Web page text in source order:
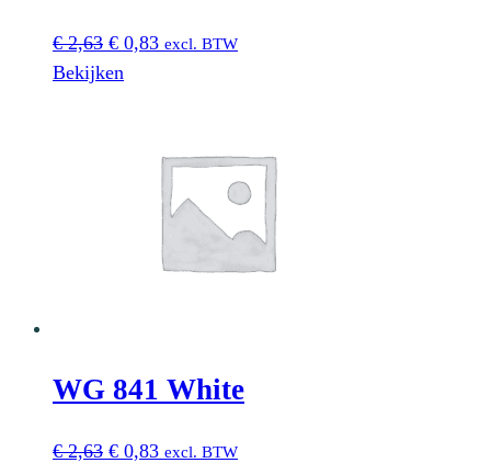
€2,63 Oorspronkelijke
prijs
€ 0,83Huidige
excl. BTW
Bekijken
WG 841 White
€2,63 Oorspronkelijke
€ 0,83Huidige
excl. BTW